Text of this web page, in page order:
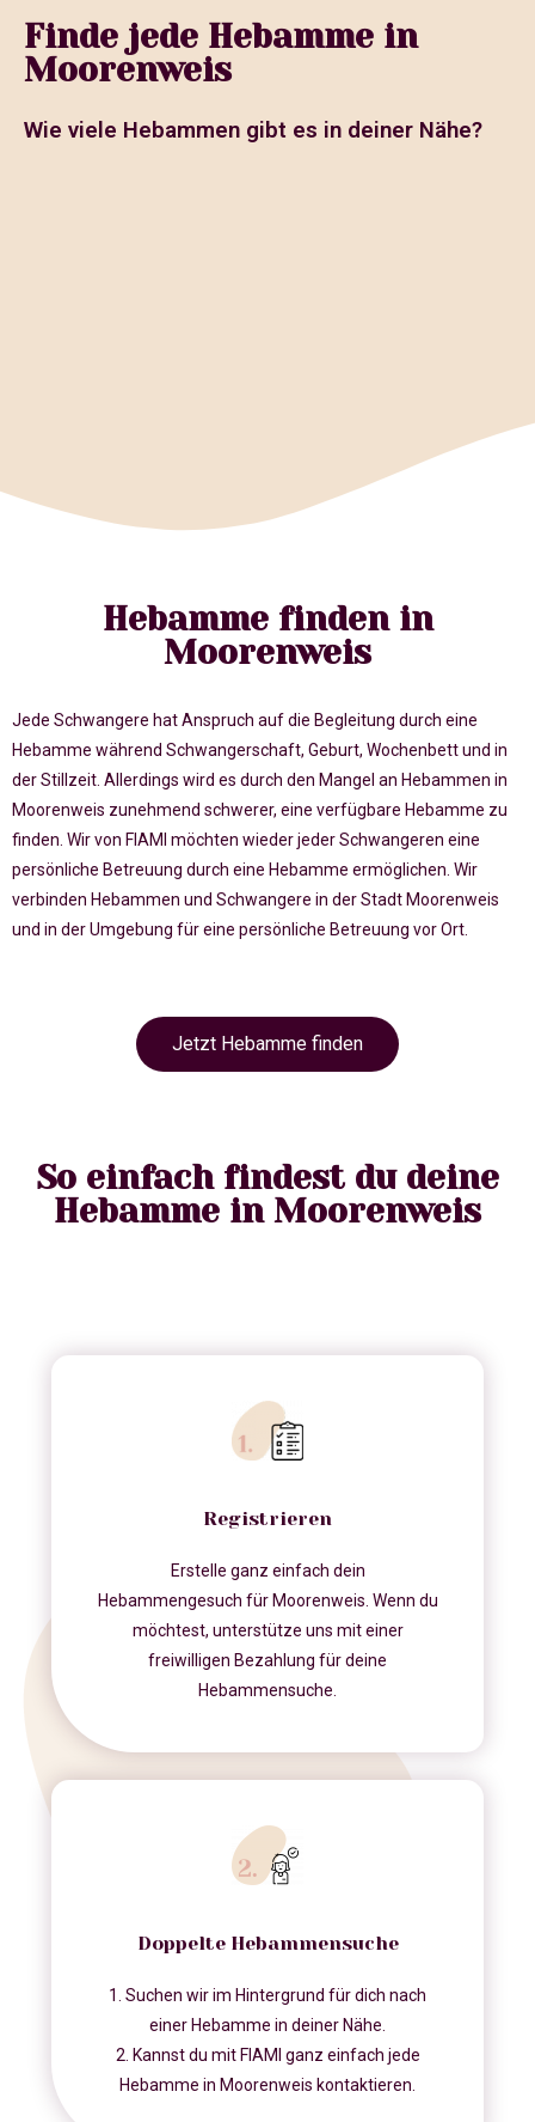
Finde jede Hebamme in
Moorenweis
Wie viele Hebammen gibt es in deiner Nähe?
Hebamme finden in
Moorenweis
Jede Schwangere hat Anspruch auf die Begleitung durch eine
Hebamme während Schwangerschaft, Geburt, Wochenbett und in
der Stillzeit. Allerdings wird es durch den Mangel an Hebammen in
Moorenweis zunehmend schwerer, eine verfügbare Hebamme zu
finden. Wir von FIAMI möchten wieder jeder Schwangeren eine
persönliche Betreuung durch eine Hebamme ermöglichen. Wir
verbinden Hebammen und Schwangere in der Stadt Moorenweis
und in der Umgebung für eine persönliche Betreuung vor Ort.
Jetzt Hebamme finden
So einfach findest du deine
Hebamme in Moorenweis
Registrieren
Erstelle ganz einfach dein
Hebammengesuch für Moorenweis. Wenn du
möchtest, unterstütze uns mit einer
freiwilligen Bezahlung für deine
Hebammensuche.
Doppelte Hebammensuche
1. Suchen wir im Hintergrund für dich nach
einer Hebamme in deiner Nähe.
2. Kannst du mit FIAMI ganz einfach jede
Hebamme in Moorenweis kontaktieren.